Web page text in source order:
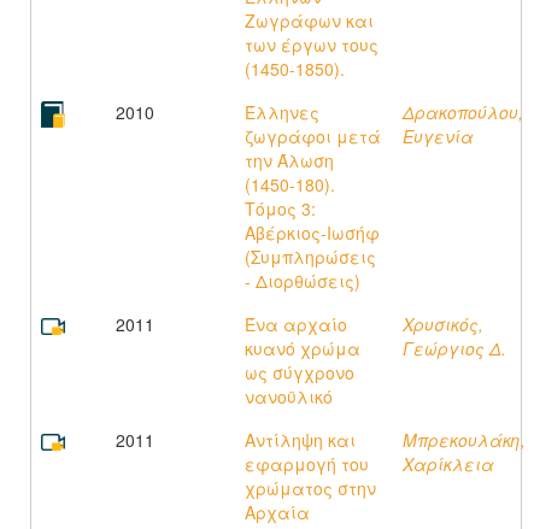
Ζωγράφων και
των έργων τους
(1450-1850).
2010
Έλληνες
ζωγράφοι μετά
την Άλωση
(1450-180).
Τόμος 3:
Αβέρκιος-Ιωσήφ
(Συμπληρώσεις
- Διορθώσεις)
Δρακοπούλου,
Ευγενία
2011
Ένα αρχαίο
κυανό χρώμα
ως σύγχρονο
νανοϋλικό
Χρυσικός,
Γεώργιος Δ.
2011
Αντίληψη και
εφαρμογή του
χρώματος στην
Αρχαία
Μπρεκουλάκη,
Χαρίκλεια